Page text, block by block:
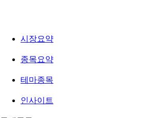
시장요약
종목요약
테마종목
인사이트